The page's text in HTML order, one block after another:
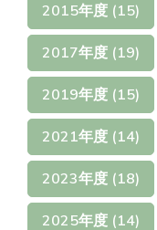
2015年度 (15)
2017年度 (19)
2019年度 (15)
2021年度 (14)
2023年度 (18)
2025年度 (14)